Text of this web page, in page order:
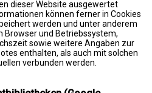
dieser Website ausgewertet
können ferner in Cookies
werden und unter anderem
und Betriebssystem,
sowie weitere Angaben zur
enthalten, als auch mit solchen
verbunden werden.